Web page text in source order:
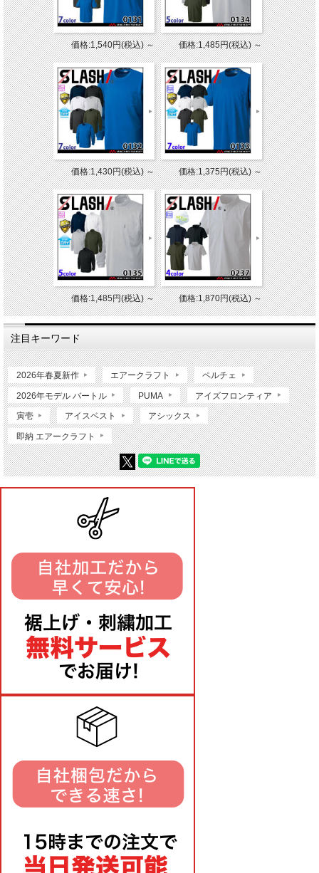
価格:1,540円(税込)～ 価格:1,485円(税込)～
価格:1,430円(税込)～ 価格:1,375円(税込)～
価格:1,485円(税込)～ 価格:1,870円(税込)～
注目キーワード
2026年春夏新作 エアークラフト ペルチェ
2026年モデル バートル PUMA アイズフロンティア
寅壱 アイスベスト アシックス
即納 エアークラフト